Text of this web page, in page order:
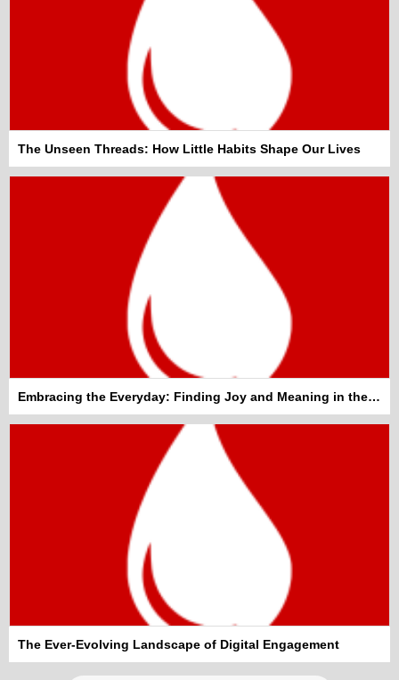
The Unseen Threads: How Little Habits Shape Our Lives
Embracing the Everyday: Finding Joy and Meaning in the Mundane
The Ever-Evolving Landscape of Digital Engagement
Kadına şiddet “Devlet” eliyle
meşrulaştırılıyor
Atilla Yüceak